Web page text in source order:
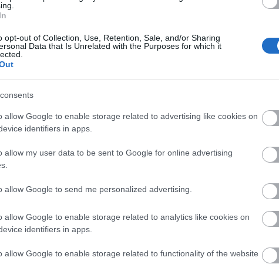
opt-out of Collection, Use, Retention, Sale, and/or Sharing
Data that Is Unrelated with the Purposes for which it
allow Google to enable storage related to advertising like cookies on
identifiers in apps.
allow my user data to be sent to Google for online advertising
allow Google to send me personalized advertising.
allow Google to enable storage related to analytics like cookies on
identifiers in apps.
allow Google to enable storage related to functionality of the website
A világ legveszélyesebb migrációs útvonalai:
Manaus: a dzsungel szívének városa